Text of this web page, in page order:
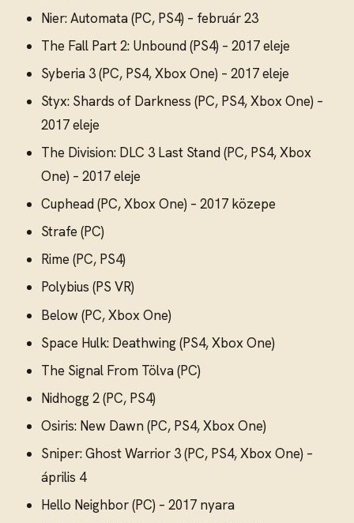
Nier: Automata (PC, PS4) – február 23
The Fall Part 2: Unbound (PS4) – 2017 eleje
Syberia 3 (PC, PS4, Xbox One) – 2017 eleje
Styx: Shards of Darkness (PC, PS4, Xbox One) –
2017 eleje
The Division: DLC 3 Last Stand (PC, PS4, Xbox
One) – 2017 eleje
Cuphead (PC, Xbox One) – 2017 közepe
Strafe (PC)
Rime (PC, PS4)
Polybius (PS VR)
Below (PC, Xbox One)
Space Hulk: Deathwing (PS4, Xbox One)
The Signal From Tölva (PC)
Nidhogg 2 (PC, PS4)
Osiris: New Dawn (PC, PS4, Xbox One)
Sniper: Ghost Warrior 3 (PC, PS4, Xbox One) –
április 4
Hello Neighbor (PC) – 2017 nyara